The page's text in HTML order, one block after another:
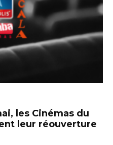
les Cinémas du
leur réouverture